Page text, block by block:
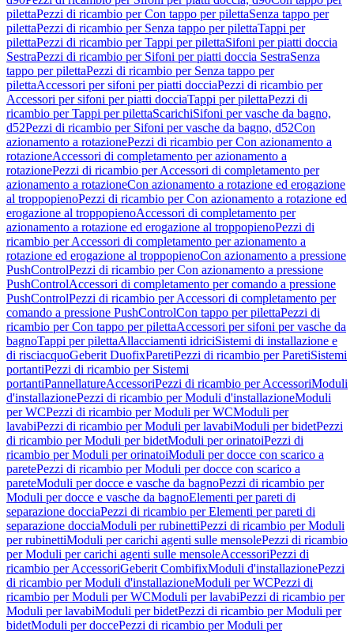
pilettaPezzi di ricambio per Con tappo per pilettaSenza tappo per
pilettaPezzi di ricambio per Senza tappo per pilettaTappi per
pilettaPezzi di ricambio per Tappi per pilettaSifoni per piatti doccia
SestraPezzi di ricambio per Sifoni per piatti doccia SestraSenza
tappo per pilettaPezzi di ricambio per Senza tappo per
pilettaAccessori per sifoni per piatti docciaPezzi di ricambio per
Accessori per sifoni per piatti docciaTappi per pilettaPezzi di
ricambio per Tappi per pilettaScarichiSifoni per vasche da bagno,
d52Pezzi di ricambio per Sifoni per vasche da bagno, d52Con
azionamento a rotazionePezzi di ricambio per Con azionamento a
rotazioneAccessori di completamento per azionamento a
rotazionePezzi di ricambio per Accessori di completamento per
azionamento a rotazioneCon azionamento a rotazione ed erogazione
al troppopienoPezzi di ricambio per Con azionamento a rotazione ed
erogazione al troppopienoAccessori di completamento per
azionamento a rotazione ed erogazione al troppopienoPezzi di
ricambio per Accessori di completamento per azionamento a
rotazione ed erogazione al troppopienoCon azionamento a pressione
PushControlPezzi di ricambio per Con azionamento a pressione
PushControlAccessori di completamento per comando a pressione
PushControlPezzi di ricambio per Accessori di completamento per
comando a pressione PushControlCon tappo per pilettaPezzi di
ricambio per Con tappo per pilettaAccessori per sifoni per vasche da
bagnoTappi per pilettaAllacciamenti idriciSistemi di installazione e
di risciacquoGeberit DuofixParetiPezzi di ricambio per ParetiSistemi
portantiPezzi di ricambio per Sistemi
portantiPannellatureAccessoriPezzi di ricambio per AccessoriModuli
d'installazionePezzi di ricambio per Moduli d'installazioneModuli
per WCPezzi di ricambio per Moduli per WCModuli per
lavabiPezzi di ricambio per Moduli per lavabiModuli per bidetPezzi
di ricambio per Moduli per bidetModuli per orinatoiPezzi di
ricambio per Moduli per orinatoiModuli per docce con scarico a
paretePezzi di ricambio per Moduli per docce con scarico a
pareteModuli per docce e vasche da bagnoPezzi di ricambio per
Moduli per docce e vasche da bagnoElementi per pareti di
separazione docciaPezzi di ricambio per Elementi per pareti di
separazione docciaModuli per rubinettiPezzi di ricambio per Moduli
per rubinettiModuli per carichi agenti sulle mensolePezzi di ricambio
per Moduli per carichi agenti sulle mensoleAccessoriPezzi di
ricambio per AccessoriGeberit CombifixModuli d'installazionePezzi
di ricambio per Moduli d'installazioneModuli per WCPezzi di
ricambio per Moduli per WCModuli per lavabiPezzi di ricambio per
Moduli per lavabiModuli per bidetPezzi di ricambio per Moduli per
bidetModuli per doccePezzi di ricambio per Moduli per